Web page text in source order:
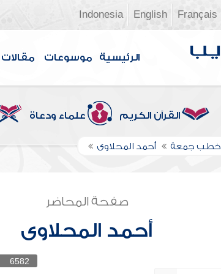
Français
English
Indonesia
الرئيسية موسوعات مقالات
القرآن الكريم علماء ودعاة
خطب جمعة أحمد المحلاوى
صفحة المحاضر
أحمد المحلاوى
6582